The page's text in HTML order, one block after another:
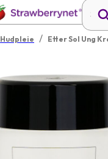
Hudpleie / Etter Sol Ung